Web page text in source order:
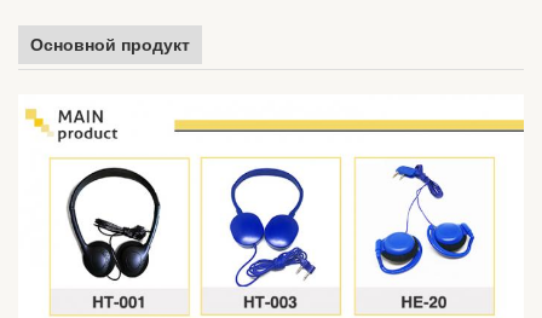
Основной продукт